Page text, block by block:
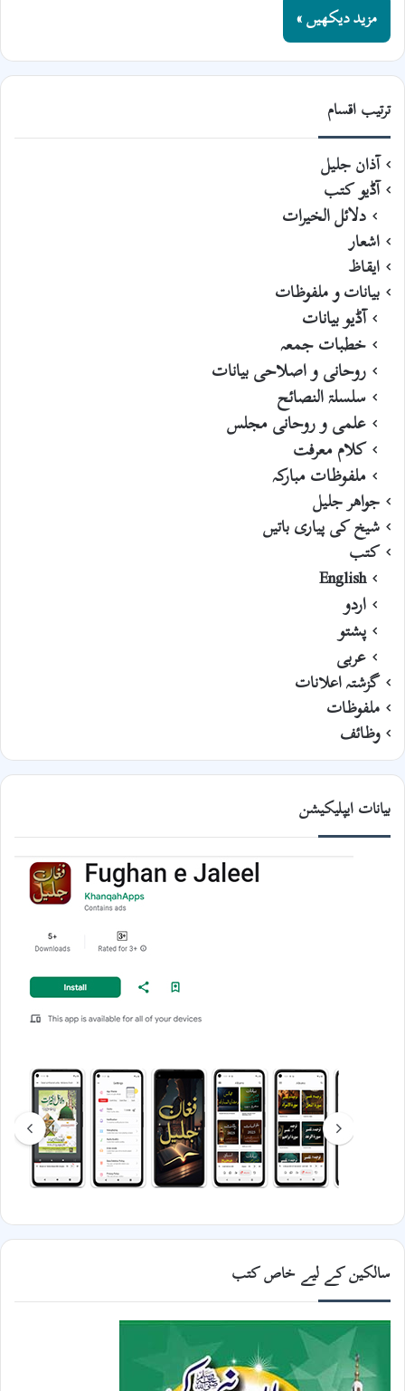
مزید دیکھیں »
ترتیب اقسام
آذان جلیل
آڈیو کتب
دلائل الخیرات
اشعار
ایقاظ
بیانات و ملفوظات
آڈیو بیانات
خطبات جمعہ
روحانی و اصلاحی بیانات
سلسلۃ النصائح
علمی و روحانی مجلس
کلام معرفت
ملفوظات مبارکہ
جواھر جلیل
شیخ کی پیاری باتیں
کتب
English
اردو
پشتو
عربی
گزشتہ اعلانات
ملفوظات
وظائف
بیانات ایپلیکیشن
سالکین کے لیے خاص کتب